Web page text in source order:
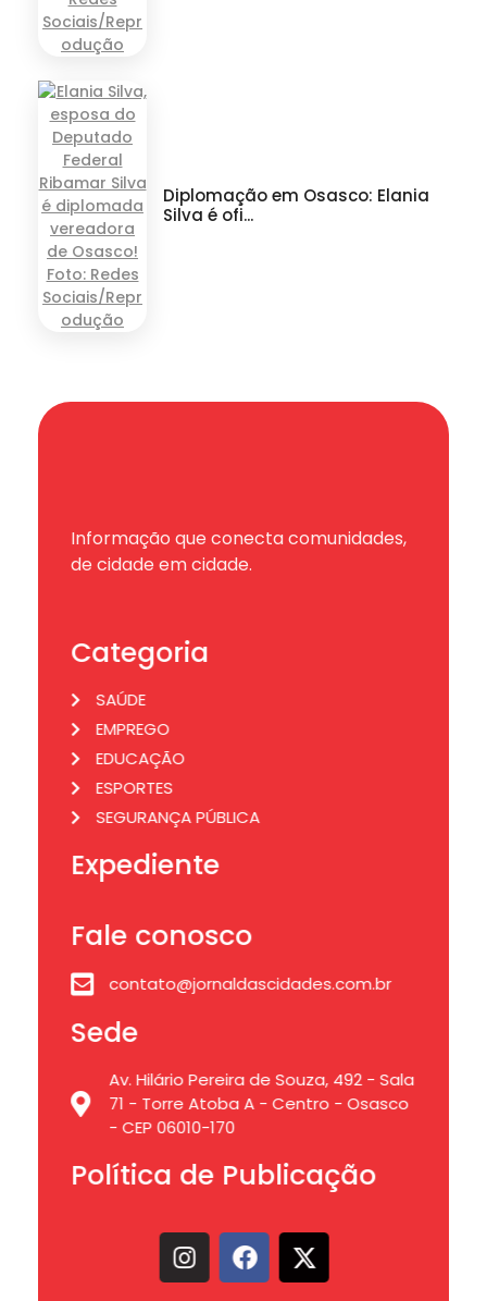
Diplomação em Osasco: Elania
Silva é ofi...
Informação que conecta comunidades,
de cidade em cidade.
Categoria
SAÚDE
EMPREGO
EDUCAÇÃO
ESPORTES
SEGURANÇA PÚBLICA
Expediente
Fale conosco
contato@jornaldascidades.com.br
Sede
Av. Hilário Pereira de Souza, 492 - Sala
71 - Torre Atoba A - Centro - Osasco
- CEP 06010-170
Política de Publicação